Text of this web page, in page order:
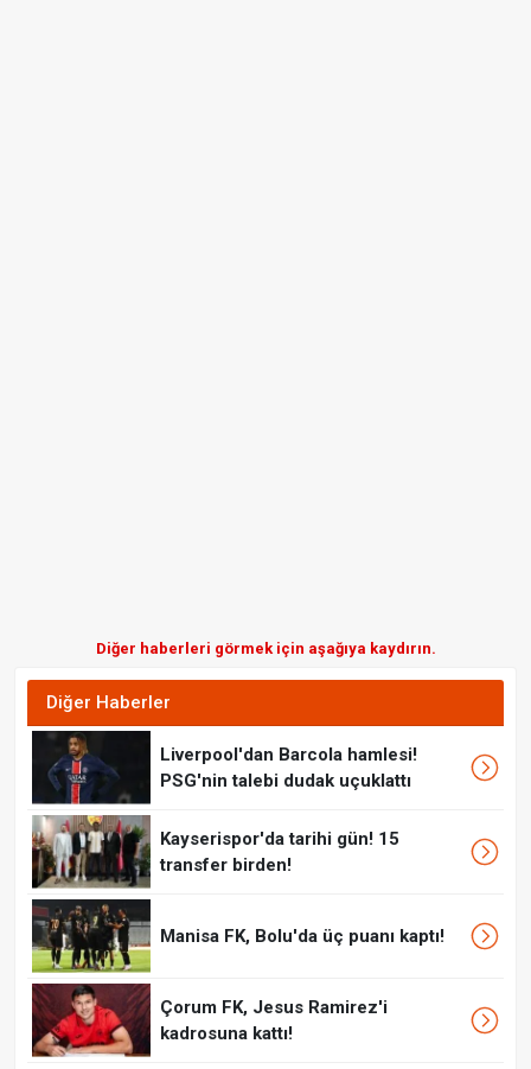
Diğer haberleri görmek için aşağıya kaydırın.
Diğer Haberler
Liverpool'dan Barcola hamlesi!
PSG'nin talebi dudak uçuklattı
Kayserispor'da tarihi gün! 15
transfer birden!
Manisa FK, Bolu'da üç puanı kaptı!
Çorum FK, Jesus Ramirez'i
kadrosuna kattı!